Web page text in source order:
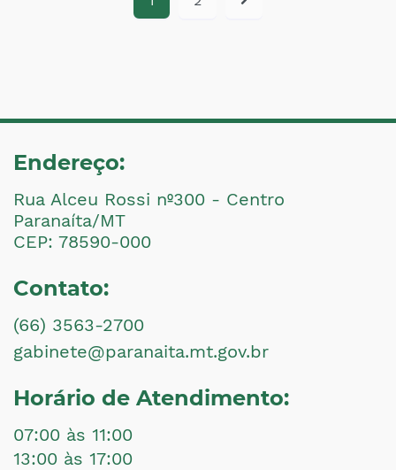
Endereço:
Rua Alceu Rossi nº300 - Centro
Paranaíta/MT
CEP: 78590-000
Contato:
(66) 3563-2700
gabinete@paranaita.mt.gov.br
Horário de Atendimento:
07:00 às 11:00
13:00 às 17:00